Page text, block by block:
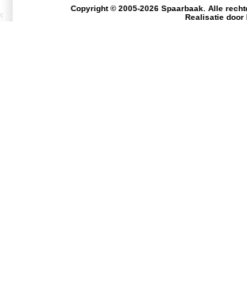
Copyright © 2005-2026 Spaarbaak. Alle
Realisatie door